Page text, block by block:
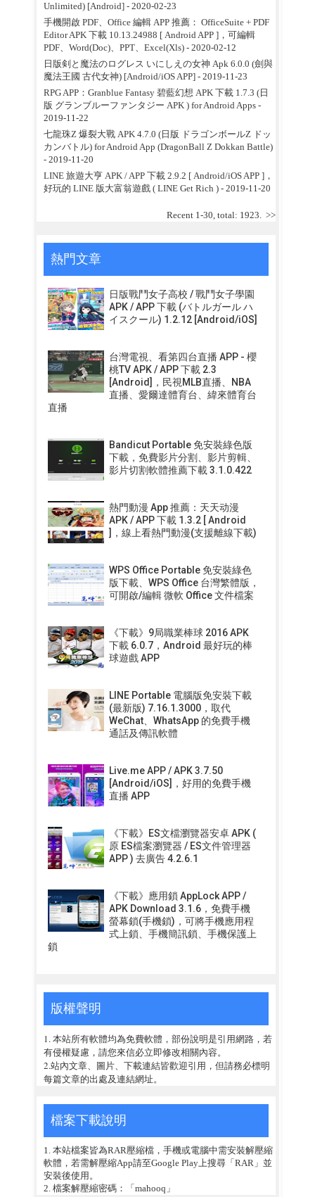
Unlimited) [Android]- 2020-02-23
手機開啟 PDF、Office 編輯 APP 推薦： OfficeSuite + PDF
Editor APK 下載 10.13.24988 [ Android APP ]，可編輯
PDF、Word(Doc)、PPT、Excel(Xls)- 2020-02-12
日版剣と魔法のログレス いにしえの女神 Apk 6.0.0 (劍與
魔法王國 古代女神) [Android/iOS APP]- 2019-11-23
RPG APP：Granblue Fantasy 碧藍幻想 APK 下載 1.7.3 (日
版 グランブルーファンタジー APK ) for Android Apps -
2019-11-22
七龍珠Z 爆裂大戰 APK 4.7.0 (日版 ドラゴンボールZ ドッ
カンバトル) for Android App (DragonBall Z Dokkan Battle)
- 2019-11-20
LINE 旅遊大亨 APK / APP 下載 2.9.2 [ Android/iOS APP ]，
好玩的 LINE 版大富翁遊戲 ( LINE Get Rich )- 2019-11-20
Recent 1-30, total: 1923. >>
熱門文章
日版戰鬥女子高校 / 戰鬥女子學園
APK / APP 下載 (バトルガール ハ
イスクール) 1.2.12 [Android/iOS]
台灣電視、看第四台直播 APP - 櫻
桃TV APK / APP 下載 2.3
[Android]，民視MLB直播、NBA
直播、愛爾達體育台、緯來體育台
直播
Bandicut Portable 免安裝綠色版
下載，免費影片分割、影片剪輯、
影片切割軟體推薦下載 3.1.0.422
熱門動漫 App 推薦：天天动漫
APK / APP 下載 1.3.2 [ Android
]，線上看熱門動漫(支援離線下載)
WPS Office Portable 免安裝綠色
版下載、WPS Office 台灣繁體版，
可開啟/編輯 微軟 Office 文件檔案
《下載》9局職業棒球 2016 APK
下載 6.0.7，Android 最好玩的棒
球遊戲 APP
LINE Portable 電腦版免安裝下載
(最新版) 7.16.1.3000，取代
WeChat、WhatsApp 的免費手機
通話及傳訊軟體
Live.me APP / APK 3.7.50
[Android/iOS]，好用的免費手機
直播 APP
《下載》ES文檔瀏覽器安卓 APK (
原 ES檔案瀏覽器 / ES文件管理器
APP ) 去廣告 4.2.6.1
《下載》應用鎖 AppLock APP /
APK Download 3.1.6，免費手機
螢幕鎖(手機鎖)，可將手機應用程
式上鎖、手機簡訊鎖、手機保護上
鎖
版權聲明
1. 本站所有軟體均為免費軟體，部份說明是引用網路，若
有侵權疑慮，請您來信必立即修改相關內容。
2.站內文章、圖片、下載連結皆歡迎引用，但請務必標明
每篇文章的出處及連結網址。
檔案下載說明
1. 本站檔案皆為RAR壓縮檔，手機或電腦中需安裝解壓縮
軟體，若需解壓縮App請至Google Play上搜尋「RAR」並
安裝後使用。
2. 檔案解壓縮密碼：「mahooq」